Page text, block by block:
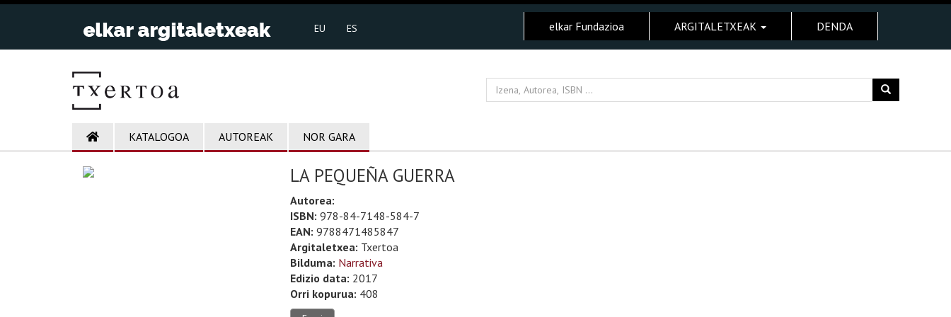
EU ES elkar Fundazioa ARGITALETXEAK DENDA
KATALOGOA AUTOREAK NOR GARA
LA PEQUEÑA GUERRA
Autorea:
ISBN: 978-84-7148-584-7
EAN: 9788471485847
Argitaletxea: Txertoa
Bilduma: Narrativa
Edizio data: 2017
Orri kopurua: 408